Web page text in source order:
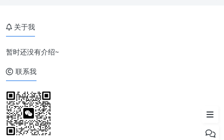
关于我
暂时还没有介绍~
联系我